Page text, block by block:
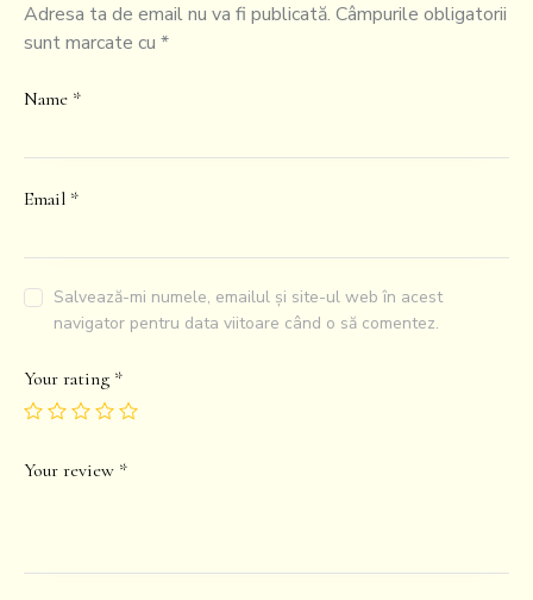
Adresa ta de email nu va fi publicată. Câmpurile obligatorii
sunt marcate cu *
Name *
Email *
Salvează-mi numele, emailul și site-ul web în acest
navigator pentru data viitoare când o să comentez.
Your rating *
Your review *